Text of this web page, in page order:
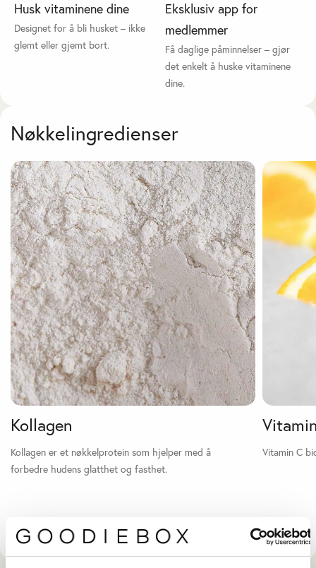
Husk vitaminene dine
Designet for å bli husket – ikke
glemt eller gjemt bort.
Eksklusiv app for
medlemmer
Få daglige påminnelser – gjør
det enkelt å huske vitaminene
dine.
Nøkkelingredienser
Kollagen
Kollagen er et nøkkelprotein som hjelper med å
forbedre hudens glatthet og fasthet.
Vitamin C